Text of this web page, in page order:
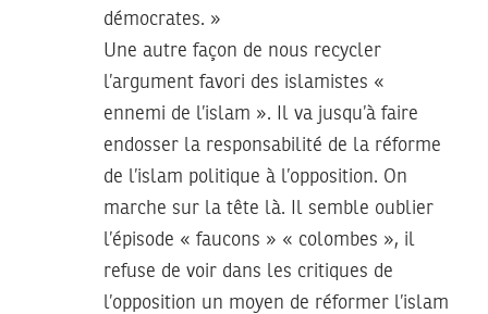
démocrates. »
Une autre façon de nous recycler
l’argument favori des islamistes «
ennemi de l’islam ». Il va jusqu’à faire
endosser la responsabilité de la réforme
de l’islam politique à l’opposition. On
marche sur la tête là. Il semble oublier
l’épisode « faucons » « colombes », il
refuse de voir dans les critiques de
l’opposition un moyen de réformer l’islam